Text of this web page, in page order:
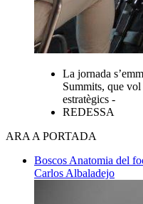
La jornada
Summits, que
estratègics -
REDESSA
ARA A PORTADA
Boscos Anatomia del
Carlos Albaladejo